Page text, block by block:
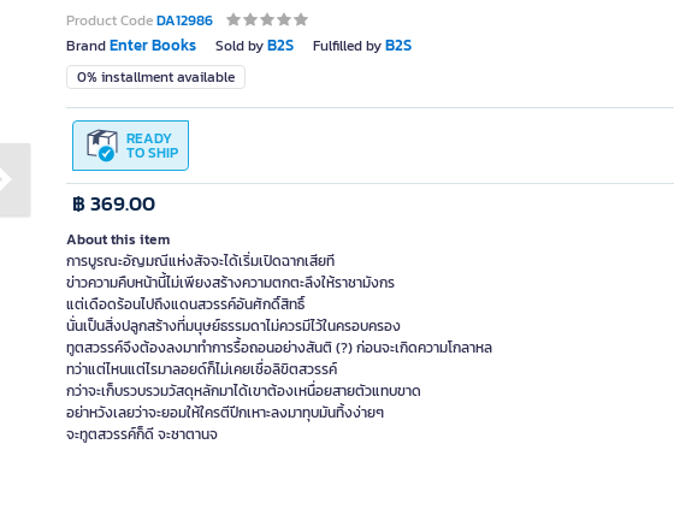
Next slide
Product CodeDA12986
BrandEnter Books Sold byB2S Fulfilled byB2S
0% installment available
READY
TO SHIP
฿ 369.00
About this item
การบูรณะอัญมณีแห่งสัจจะได้เริ่มเปิดฉากเสียที
ข่าวความคืบหน้านี้ไม่เพียงสร้างความตกตะลึงให้ราชามังกร
แต่เดือดร้อนไปถึงแดนสวรรค์อันศักดิ์สิทธิ์
นั่นเป็นสิ่งปลูกสร้างที่มนุษย์ธรรมดาไม่ควรมีไว้ในครอบครอง
ทูตสวรรค์จึงต้องลงมาทำการรื้อถอนอย่างสันติ (?) ก่อนจะเกิดความโกลาหล
ทว่าแต่ไหนแต่ไรมาลอยด์ก็ไม่เคยเชื่อลิขิตสวรรค์
กว่าจะเก็บรวบรวมวัสดุหลักมาได้เขาต้องเหนื่อยสายตัวแทบขาด
อย่าหวังเลยว่าจะยอมให้ใครตีปีกเหาะลงมาทุบมันทิ้งง่ายๆ
จะทูตสวรรค์ก็ดี จะซาตานจ